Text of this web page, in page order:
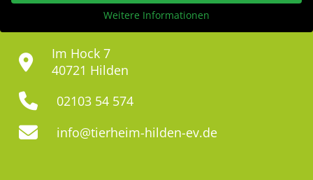
Weitere Informationen
Im Hock 7
40721 Hilden
02103 54 574
info@tierheim-hilden-ev.de